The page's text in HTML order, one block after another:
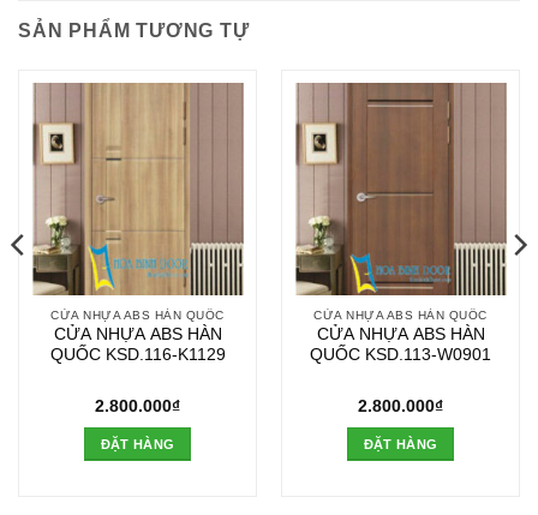
SẢN PHẨM TƯƠNG TỰ
CỬA NHỰA ABS HÀN QUỐC
CỬA NHỰA ABS HÀN
QUỐC KSD.116-K1129
2.800.000₫
ĐẶT HÀNG
CỬA NHỰA ABS HÀN QUỐC
CỬA NHỰA ABS HÀN
QUỐC KSD.113-W0901
2.800.000₫
ĐẶT HÀNG